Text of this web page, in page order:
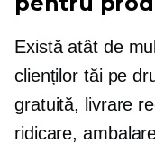
Există atât de
clienților tăi pe
gratuită, livrare
ridicare,